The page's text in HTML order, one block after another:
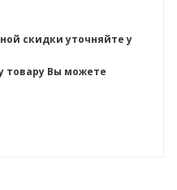
скидки уточняйте у
Вы можете